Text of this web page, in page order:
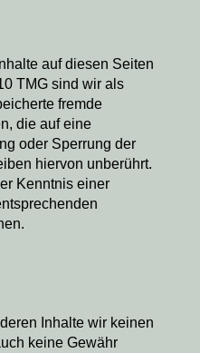
auf diesen Seiten
TMG sind wir als
fremde
die auf eine
oder Sperrung der
hiervon unberührt.
Kenntnis einer
Inhalte wir keinen
keine Gewähr